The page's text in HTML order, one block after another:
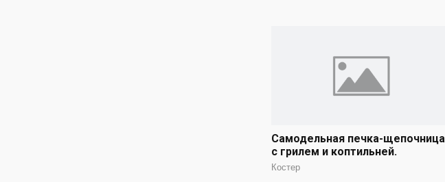
Самодельная печка-щепочница
с грилем и коптильней.
Костер